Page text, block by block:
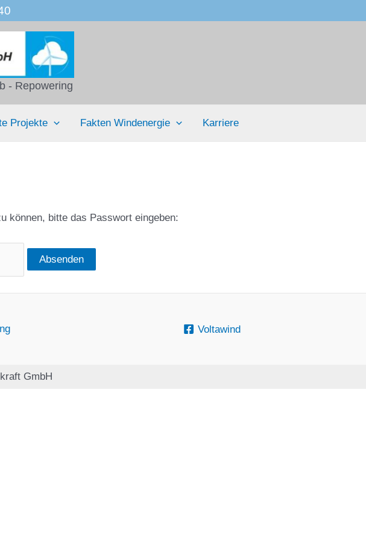
- Repowering
Projekte Fakten Windenergie Karriere
können, bitte das Passwort eingeben:
Voltawind
GmbH